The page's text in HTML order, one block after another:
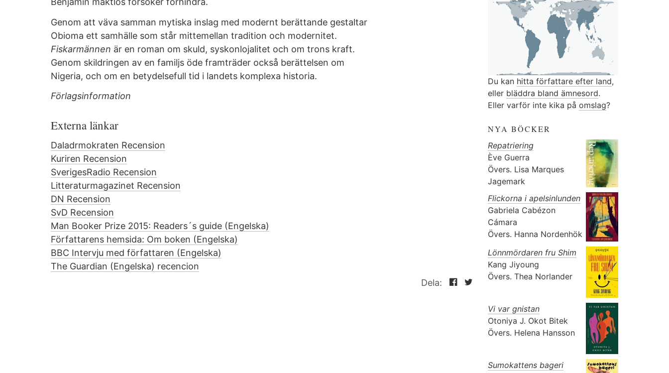
Genom att väva samman mytiska inslag med modernt berättande gestaltar
Obioma ett samhälle som står mittemellan tradition och modernitet.
Fiskarmännen är en roman om skuld, syskonlojalitet och om trons kraft.
Genom skildringen av en familjs öde framträder också berättelsen om
Nigeria, och om en betydelsefull tid i landets komplexa historia.
Förlagsinformation
Externa länkar
Daladrmokraten Recension
Kuriren Recension
SverigesRadio Recension
Litteraturmagazinet Recension
DN Recension
SvD Recension
Man Booker Prize 2015: Readers´s guide (Engelska)
Författarens hemsida: Om boken (Engelska)
BBC Intervju med författaren (Engelska)
The Guardian (Engelska) recencion
Dela:
Du kan hitta författare efter land,
eller bläddra bland ämnesord.
Eller varför inte kika på omslag?
NYA BÖCKER
Repatriering
Ève Guerra
Övers. Lisa Marques
Jagemark
Flickorna i apelsinlunden
Gabriela Cabézon
Cámara
Övers. Hanna Nordenhök
Lönnmördaren fru Shim
Kang Jiyoung
Övers. Thea Norlander
Vi var gnistan
Otoniya J. Okot Bitek
Övers. Helena Hansson
Sumokattens bageri